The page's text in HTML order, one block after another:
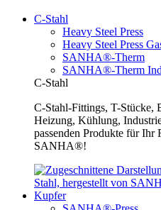
C-Stahl
Heavy Steel Press
Heavy Steel Press
SANHA®-Therm
SANHA®-Therm
C-Stahl
C-Stahl-Fittings, T-Stücke,
Heizung, Kühlung,
passenden Produkte für Ihr
SANHA®!
Kupfer